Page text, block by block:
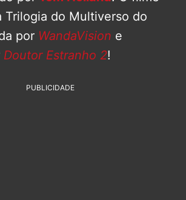
Trilogia do Multiverso do
por WandaVision e
Doutor Estranho 2!
PUBLICIDADE